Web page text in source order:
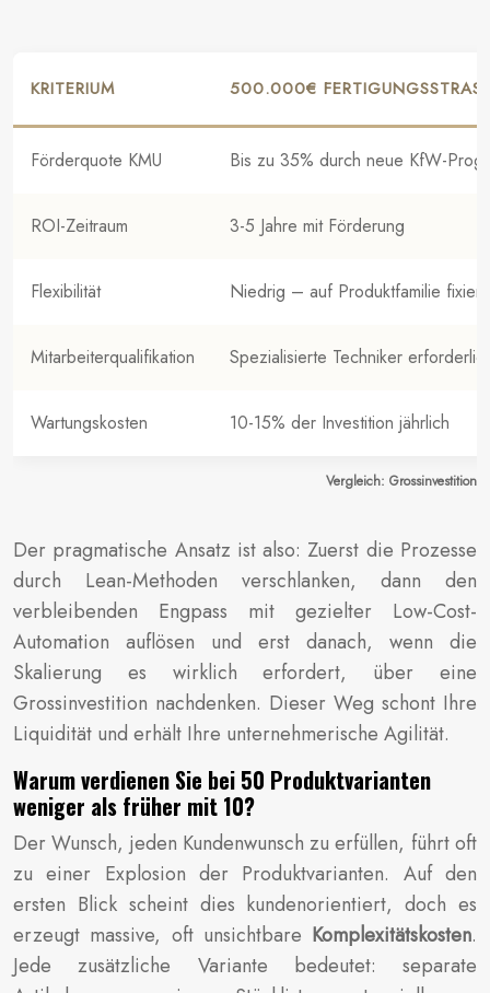
Vergleich: Grossinvestition
KRITERIUM 500.000€
Förderquote KMU Bis zu 35% durch neue KfW-
ROI-Zeitraum 3-5 Jahre mit Förderung
Flexibilität Niedrig – auf Produktfamilie fixiert
Mitarbeiterqualifikation Spezialisierte Techniker
Wartungskosten 10-15% der Investition jährlich
Der pragmatische Ansatz ist also: Zuerst die Prozesse
durch Lean-Methoden verschlanken, dann den
verbleibenden Engpass mit gezielter Low-Cost-
Automation auflösen und erst danach, wenn die
Skalierung es wirklich erfordert, über eine
Grossinvestition nachdenken. Dieser Weg schont Ihre
Liquidität und erhält Ihre unternehmerische Agilität.
Warum verdienen Sie bei 50 Produktvarianten
weniger als früher mit 10?
Der Wunsch, jeden Kundenwunsch zu erfüllen, führt oft
zu einer Explosion der Produktvarianten. Auf den
ersten Blick scheint dies kundenorientiert, doch es
erzeugt massive, oft unsichtbare Komplexitätskosten.
Jede zusätzliche Variante bedeutet: separate